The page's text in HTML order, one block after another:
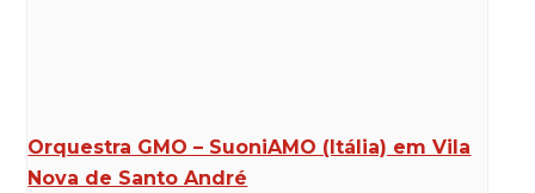
Orquestra GMO – SuoniAMO (Itália) em Vila
Nova de Santo André